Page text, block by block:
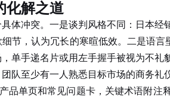
化解之道
体冲突。一是谈判风格不同：日本经
节，认为冗长的寒暄低效。二是语
单手递名片或用左手握手被视为不
至少有一人熟悉目标市场的商务礼
品单页和常见问题卡，关键术语附